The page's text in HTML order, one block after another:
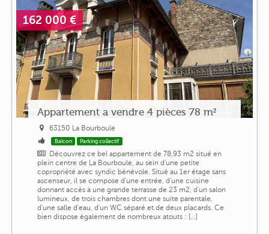
162 000 €
Appartement a vendre 4 pièces 78 m²
63150 La Bourboule
Balcon Parking collectif
Découvrez ce bel appartement de 78,93 m2 situé en
plein centre de La Bourboule, au sein d'une petite
copropriété avec syndic bénévole. Situé au 1er étage sans
ascenseur, il se compose d'une entrée, d'une cuisine
donnant accès à une grande terrasse de 23 m2, d'un salon
lumineux, de trois chambres dont une suite parentale,
d'une salle d'eau, d'un WC séparé et de deux placards. Ce
bien dispose également de nombreux atouts : [...]